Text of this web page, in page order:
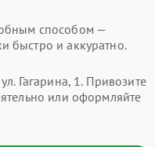
способом —
быстро и аккуратно.
Гагарина, 1. Привозите
или оформляйте